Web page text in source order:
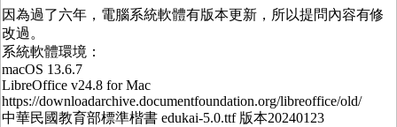
因為過了六年，電腦系統軟體有版本更新，所以提問內容有修
改過。
系統軟體環境：
macOS 13.6.7
LibreOffice v24.8 for Mac
https://downloadarchive.documentfoundation.org/libreoffice/old/
中華民國教育部標準楷書 edukai-5.0.ttf 版本20240123